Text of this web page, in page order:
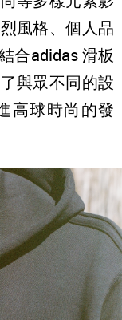
風格、個人品
合adidas 滑板
與眾不同的設
高球時尚的發